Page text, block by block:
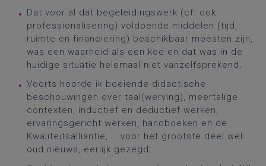
Dat voor al dat begeleidingswerk (cf. ook
professionalisering) voldoende middelen (tijd,
ruimte en financiering) beschikbaar moesten zijn,
was een waarheid als een koe en dat was in de
huidige situatie helemaal niet vanzelfsprekend;
Voorts hoorde ik boeiende didactische
beschouwingen over taal(werving), meertalige
contexten, inductief en deductief werken,
ervaringsgericht werken, handboeken en de
Kwaliteitsalliantie, … voor het grootste deel wel
oud nieuws, eerlijk gezegd;